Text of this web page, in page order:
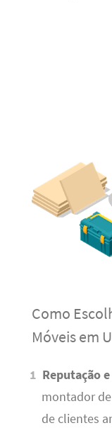
Como
Móveis em
Reputação
montador
de clientes